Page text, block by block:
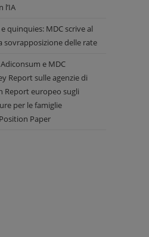
l’IA
quinquies: MDC scrive al
sovrapposizione delle rate
e MDC
Report sulle agenzie di
Report europeo sugli
per le famiglie
Paper